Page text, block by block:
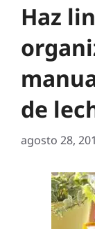
Haz
de
agosto 28,